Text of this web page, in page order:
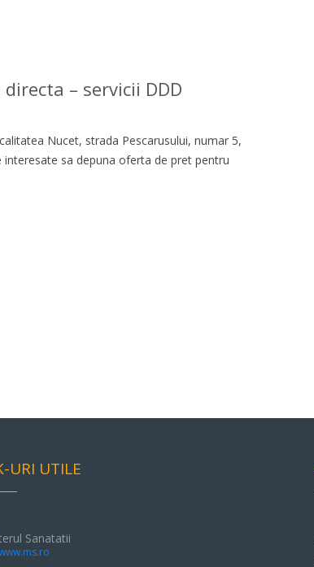
– servicii DDD
Nucet, strada Pescarusului, numar 5,
sa depuna oferta de pret pentru
URI UTILE
Sanatatii